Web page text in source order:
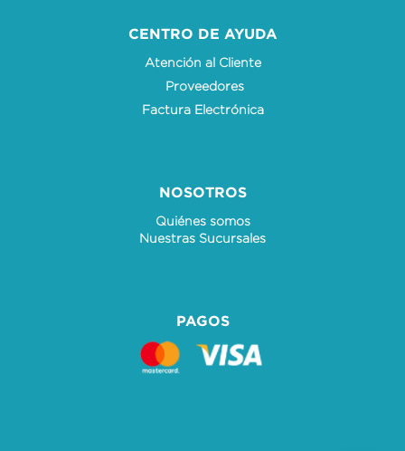
CENTRO DE AYUDA
Atención al Cliente
Proveedores
Factura Electrónica
NOSOTROS
Quiénes somos
Nuestras Sucursales
PAGOS